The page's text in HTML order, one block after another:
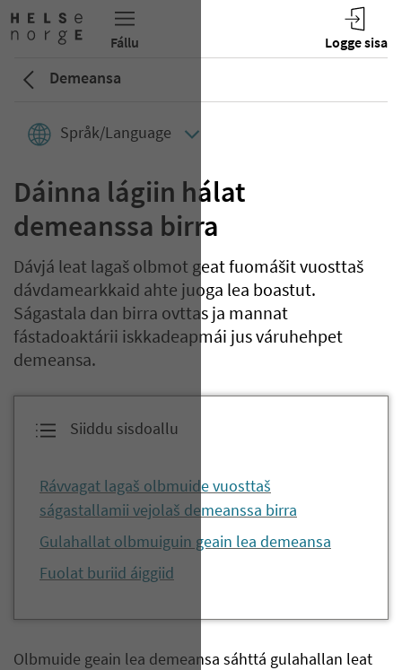
Demeansa
Språk/Language
Dáinna lágiin hálat
demeanssa birra
Dávjá leat lagaš olbmot geat fuomášit vuosttaš
dávdamearkkaid ahte juoga lea boastut.
Ságastala dan birra ovttas ja mannat
fástadoaktárii iskkadeapmái jus váruhehpet
demeansa.
Siiddu sisdoallu
Rávvagat lagaš olbmuide vuosttaš
ságastallamii vejolaš demeanssa birra
Gulahallat olbmuiguin geain lea demeansa
Fuolat buriid áiggiid
Olbmuide geain lea demeansa sáhttá gulahallan leat